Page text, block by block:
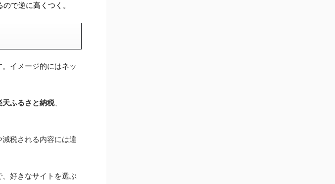
ので逆に高くつく。
イメージ的にはネッ
天ふるさと納税、
税される内容には違
好きなサイトを選ぶ